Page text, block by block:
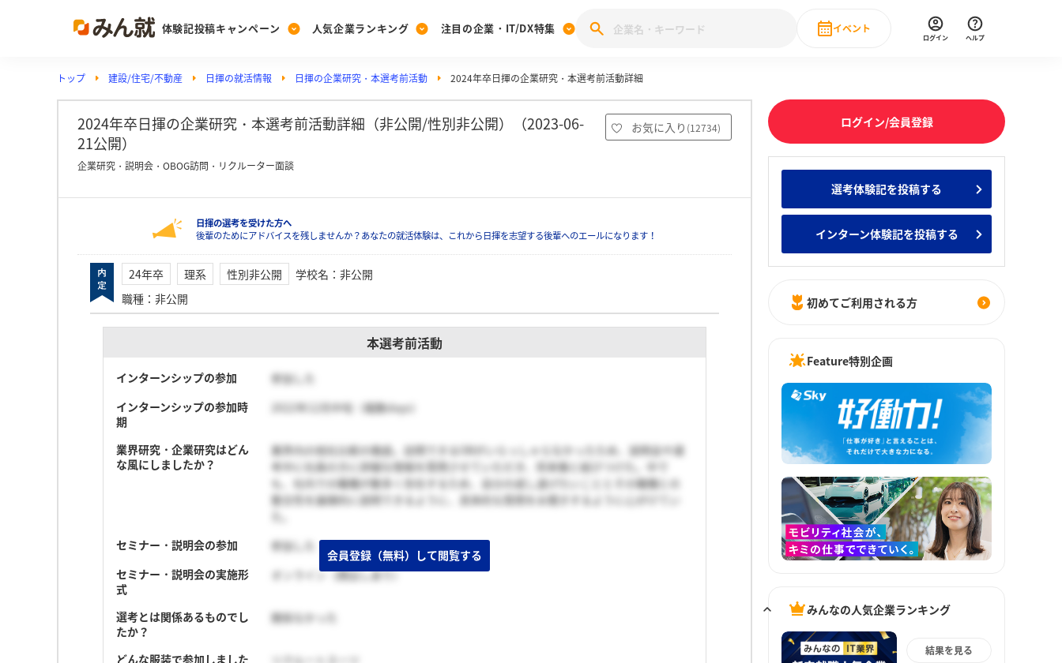
体験記投稿キャンペーン
Post
投稿する
[27卒] 本選考体験記投稿キャンペーン
人気企業ランキング
Ranking
ランキングを見る
みんなのDX企業就職ブランド調査
Vote みんなの新卒就職人気企業ランキング みんなのインターン人気企業ランキ
注目の企業・IT/DX特集
PickUp
注目の企業特集
28卒 IT・DX現場社員インタビュー
動画で知ろう！業界・企業研究
イベント
直近のイベント一覧
ログイン ヘルプ
トップ 建設/住宅/不動産 日揮の就活情報 日揮の企業研究・本選考前活動 2024年卒日揮の企業研究・本選考前活動詳細
2024年卒日揮の企業研究・本選考前活動詳細（非公開/性別非公開）（2023-06-
21公開）
お気に入り (12734)
企業研究・説明会・OBOG訪問・リクルーター面談
日揮の選考を受けた方へ
後輩のためにアドバイスを残しませんか？あなたの就活体験は、これから日揮を志望する後輩へのエールになります！
24年卒 理系 性別非公開 学校名 ： 非公開
職種 ： 非公開
本選考前活動
インターンシップの参加
参加した
インターンシップの参加時
期
2022年12月中旬（複数days）
業界研究・企業研究はどん
な風にしましたか？
業界内の他社比較の徹底。訪問できるOBがいらっしゃらなかったため、説明会や選
考中に社員の方に詳細な情報を質問させていただき、将来像と結びつけた。中で
も、社内での職種が数多く存在するため、自分の成し遂げたいこととその職種との
整合性を論理的に説明できるように、具体的な質問をお聞きするように心がけてい
セミナー・説明会の参加
参加した
セミナー・説明会の実施形
式
オンライン（顔出しあり）
選考とは関係あるものでし
たか？
関係なかった
どんな服装で参加しました
リクルートスーツ
会員登録（無料）して閲覧する
ログイン/会員登録
選考体験記を投稿する
インターン体験記を投稿する
初めてご利用される方
Feature特別企画
みんなの人気企業ランキング
結果を見る